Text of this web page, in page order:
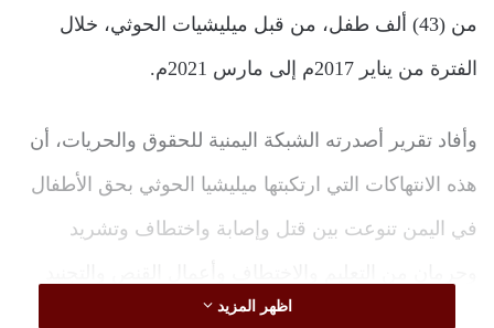
من (43) ألف طفل، من قبل ميليشيات الحوثي، خلال
الفترة من يناير 2017م إلى مارس 2021م.
وأفاد تقرير أصدرته الشبكة اليمنية للحقوق والحريات، أن
هذه الانتهاكات التي ارتكبتها ميليشيا الحوثي بحق الأطفال
في اليمن تنوعت بين قتل وإصابة واختطاف وتشريد
ومنع وصول العلاج والغذاء والماء، نتيجة الحصار واستخدام
اظهر المزيد